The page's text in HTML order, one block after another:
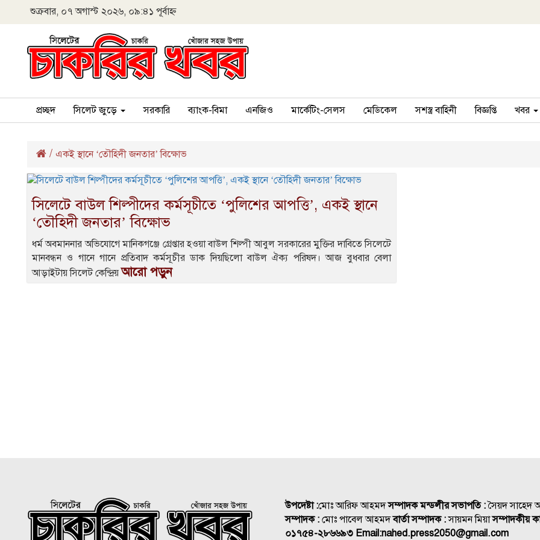
শুক্রবার, ০৭ অগাস্ট ২০২৬, ০৯:৪১ পূর্বাহ্ন
প্রচ্ছদ সিলেট জুড়ে সরকারি ব্যাংক-বিমা এনজিও মার্কেটিং-সেলস মেডিকেল সশস্ত্র বাহিনী বিজ্ঞপ্তি খবর
/ একই স্থানে ‘তৌহিদী জনতার’ বিক্ষোভ
সিলেটে বাউল শিল্পীদের কর্মসূচীতে ‘পুলিশের আপত্তি’, একই স্থানে
‘তৌহিদী জনতার’ বিক্ষোভ
ধর্ম অবমাননার অভিযোগে মানিকগঞ্জে গ্রেপ্তার হওয়া বাউল শিল্পী আবুল সরকারের মুক্তির দাবিতে সিলেটে
মানবন্ধন ও গানে গানে প্রতিবাদ কর্মসূচীর ডাক দিয়ছিলো বাউল ঐক্য পরিষদ। আজ বুধবার বেলা
আড়াইটায় সিলেট কেন্দ্রিয়আরো পড়ুন
উপদেষ্টা :মোঃ আরিফ আহমদসম্পাদক মন্ডলীর সভাপতি :সৈয়দ
সম্পাদক : মোঃ পাবেল আহমদবার্তা সম্পাদক :সায়মন মিয়াসম্পাদকীয়
০১৭৫৪-২৮৬৬৯৩ Email:nahed.press2050@gmail.com